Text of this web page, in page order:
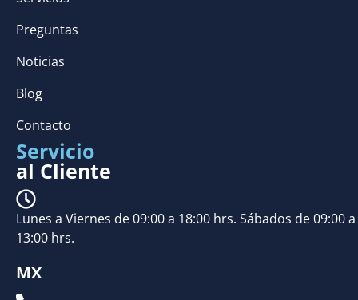
Preguntas
Noticias
Blog
Contacto
Servicio
al Cliente
Lunes a Viernes de 09:00 a 18:00 hrs. Sábados de 09:00 a
13:00 hrs.
MX